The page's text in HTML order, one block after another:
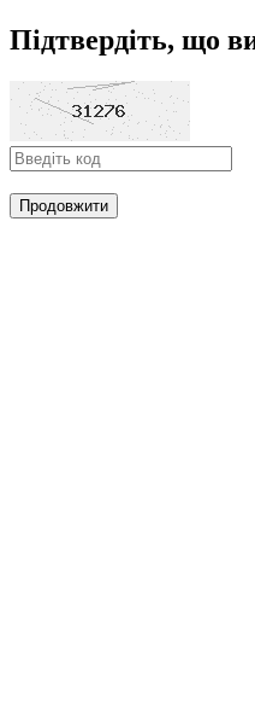
Підтвердіть, що
Продовжити